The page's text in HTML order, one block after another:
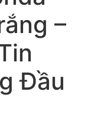
–
Đầu